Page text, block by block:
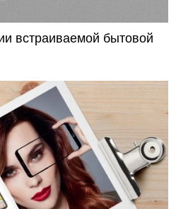
встраиваемой бытовой